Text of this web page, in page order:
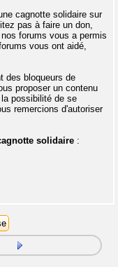
cagnotte solidaire sur
pas à faire un don,
forums vous a permis
vous ont aidé,
des bloqueurs de
proposer un contenu
possibilité de se
remercions d'autoriser
solidaire :